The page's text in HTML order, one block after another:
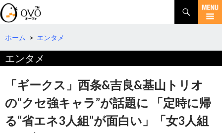
検
索
コ
テ
へ
ホーム > エンタメ
エンタメ
「ギークス」西条&吉良&基山トリオ
の“クセ強キャラ”が話題に 「定時に帰
る“省エネ3人組”が面白い」「女3人組